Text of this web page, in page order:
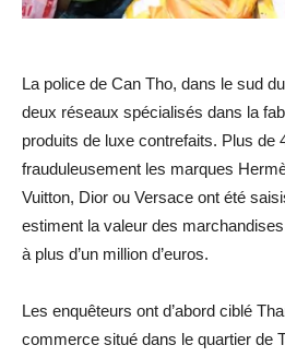
La police de Can Tho, dans le sud
deux réseaux spécialisés dans la
produits de luxe contrefaits. Plus de
frauduleusement les marques
Vuitton, Dior ou Versace ont été
estiment la valeur des
à plus d’un million d’euros.
Les enquêteurs ont d’abord ciblé
commerce situé dans le quartier de